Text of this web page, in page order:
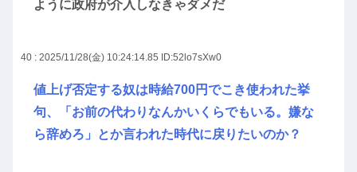
ように政府が介入しなきゃダメだ
40 : 2025/11/28(金) 10:24:14.85 ID:52lo7sXw0
値上げ否定する奴は時給700円でこき使われた挙
句、「お前の代わりなんかいくらでもいる。嫌な
ら辞めろ」とか言われた時代に戻りたいのか？